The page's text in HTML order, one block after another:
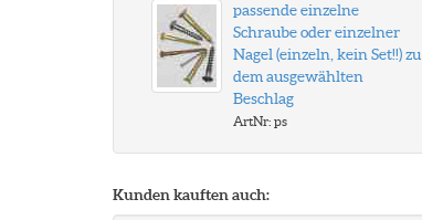
passende einzelne
Schraube oder einzelner
Nagel (einzeln, kein Set!!) zu
dem ausgewählten
Beschlag
ArtNr: ps
Kunden kauften auch: